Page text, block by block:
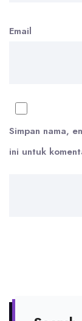
Email
Simpan nama,
ini untuk